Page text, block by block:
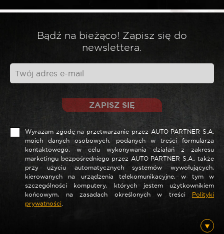
Nazwa*
Bądź na bieżąco! Zapisz się do
newslettera.
ZAPISZ SIĘ
Wyrażam zgodę na przetwarzanie przez AUTO PARTNER S.A.
moich danych osobowych, podanych w treści formularza
kontaktowego, w celu wykonywania działań z zakresu
marketingu bezpośredniego przez AUTO PARTNER S.A., także
przy użyciu automatycznych systemów wywołujących,
kierowanych na urządzenia telekomunikacyjne, w tym w
szczególności komputery, których jestem użytkownikiem
końcowym, na zasadach określonych w treści Polityki
prywatności.